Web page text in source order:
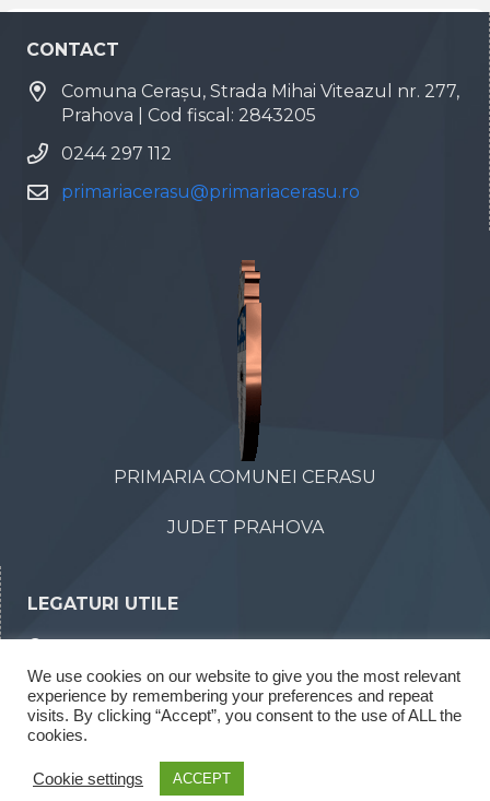
CONTACT
Comuna Cerașu, Strada Mihai Viteazul nr. 277,
Prahova | Cod fiscal: 2843205
0244 297 112
primariacerasu@primariacerasu.ro
PRIMARIA COMUNEI CERASU
JUDET PRAHOVA
LEGATURI UTILE
Declaratii de interese
Rapoarte legea 52/2003
We use cookies on our website to give you the most relevant
experience by remembering your preferences and repeat
visits. By clicking “Accept”, you consent to the use of ALL the
cookies.
Cookie settings ACCEPT